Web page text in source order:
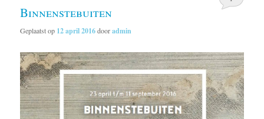
Binnenstebuiten
Geplaatst op 12 april 2016dooradmin